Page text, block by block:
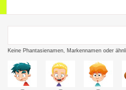
Keine Phantasienamen, Markennamen oder